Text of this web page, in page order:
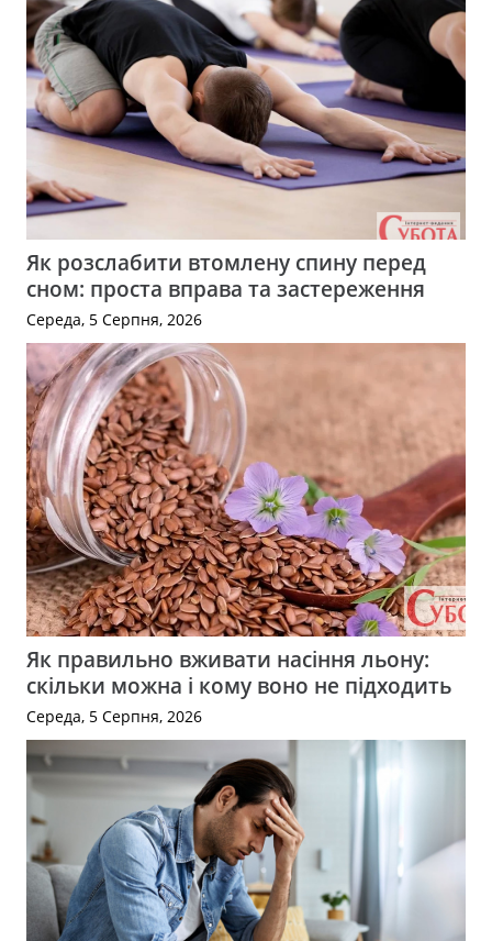
Як розслабити втомлену спину перед
сном: проста вправа та застереження
Середа, 5 Серпня, 2026
Як правильно вживати насіння льону:
скільки можна і кому воно не підходить
Середа, 5 Серпня, 2026